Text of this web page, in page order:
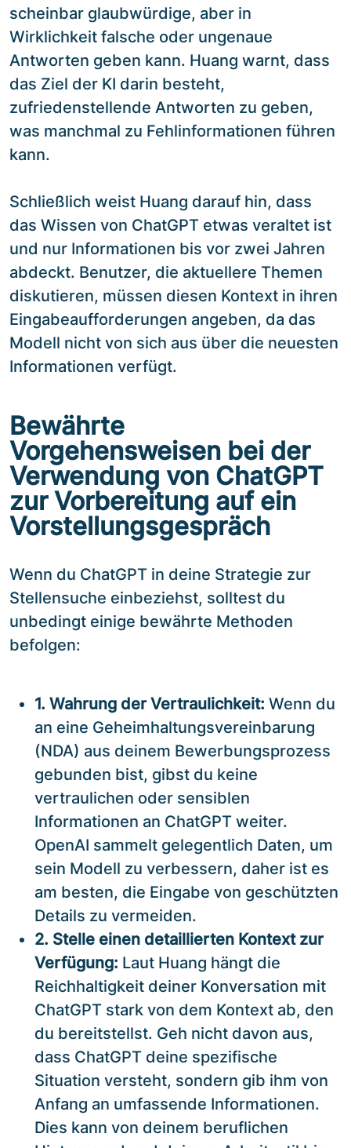
scheinbar glaubwürdige, aber in
Wirklichkeit falsche oder ungenaue
Antworten geben kann. Huang warnt, dass
das Ziel der KI darin besteht,
zufriedenstellende Antworten zu geben,
was manchmal zu Fehlinformationen führen
kann.
Schließlich weist Huang darauf hin, dass
das Wissen von ChatGPT etwas veraltet ist
und nur Informationen bis vor zwei Jahren
abdeckt. Benutzer, die aktuellere Themen
diskutieren, müssen diesen Kontext in ihren
Eingabeaufforderungen angeben, da das
Modell nicht von sich aus über die neuesten
Informationen verfügt.
Bewährte
Vorgehensweisen bei der
Verwendung von ChatGPT
zur Vorbereitung auf ein
Vorstellungsgespräch
Wenn du ChatGPT in deine Strategie zur
Stellensuche einbeziehst, solltest du
unbedingt einige bewährte Methoden
befolgen:
1. Wahrung der Vertraulichkeit: Wenn du
an eine Geheimhaltungsvereinbarung
(NDA) aus deinem Bewerbungsprozess
gebunden bist, gibst du keine
vertraulichen oder sensiblen
Informationen an ChatGPT weiter.
OpenAI sammelt gelegentlich Daten, um
sein Modell zu verbessern, daher ist es
am besten, die Eingabe von geschützten
Details zu vermeiden.
2. Stelle einen detaillierten Kontext zur
Verfügung: Laut Huang hängt die
Reichhaltigkeit deiner Konversation mit
ChatGPT stark von dem Kontext ab, den
du bereitstellst. Geh nicht davon aus,
dass ChatGPT deine spezifische
Situation versteht, sondern gib ihm von
Anfang an umfassende Informationen.
Dies kann von deinem beruflichen